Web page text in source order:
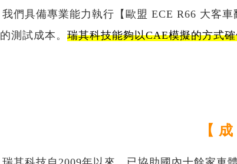
備專業能力執行【歐盟 ECE R66 大客車
測試成本。 瑞其科技能夠以CAE模擬的方式
【 成